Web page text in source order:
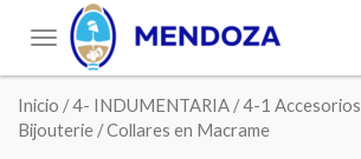
Toggle
navigation
Inicio /4- INDUMENTARIA /4-1 Accesorios
Bijouterie / Collares en Macrame